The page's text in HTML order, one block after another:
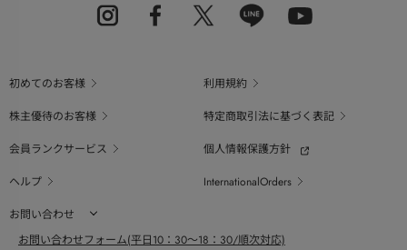
初めてのお客様
利用規約
株主優待のお客様
特定商取引法に基づく表記
会員ランクサービス
個人情報保護方針
ヘルプ
InternationalOrders
お問い合わせ
お問い合わせフォーム(平日10：30～18：30/順次対応)